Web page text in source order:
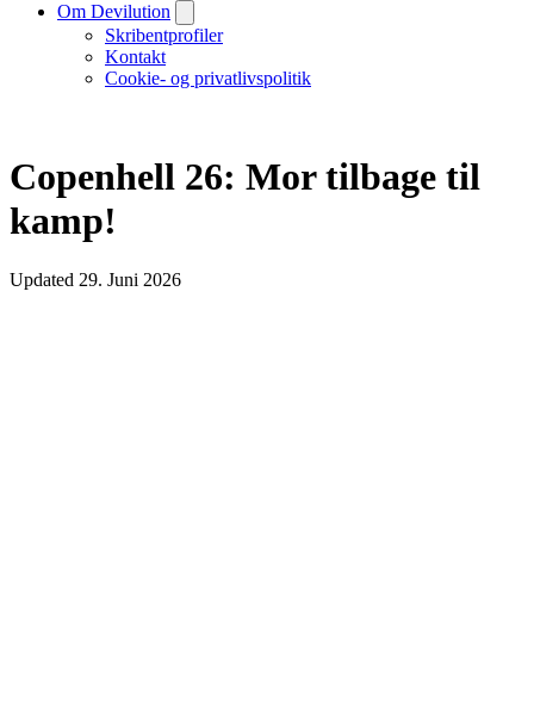
Om Devilution
Skribentprofiler
Kontakt
Cookie- og privatlivspolitik
Copenhell 26: Mor tilbage til
kamp!
Updated 29. Juni 2026